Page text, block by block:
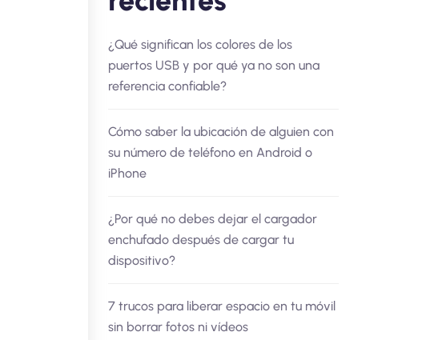
¿Qué significan los colores de los
puertos USB y por qué ya no son una
referencia confiable?
Cómo saber la ubicación de alguien con
su número de teléfono en Android o
iPhone
¿Por qué no debes dejar el cargador
enchufado después de cargar tu
dispositivo?
7 trucos para liberar espacio en tu móvil
sin borrar fotos ni vídeos